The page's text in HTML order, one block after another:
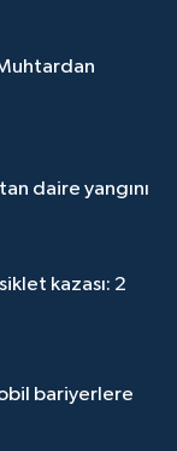
daire yangını
kazası: 2
bariyerlere